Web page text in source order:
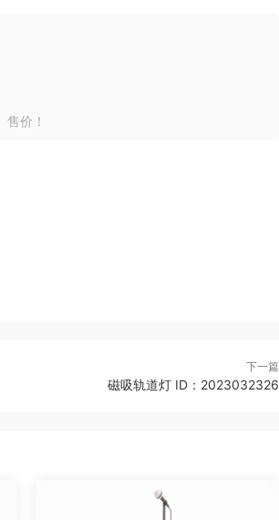
价！
下一篇
磁吸轨道灯 ID：2023032326